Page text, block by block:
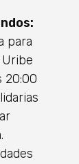
para
20:00